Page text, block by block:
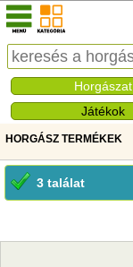
Horgászat
Játékok
3 találat